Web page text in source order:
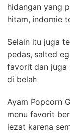
hidangan yang
hitam, indomie
Selain itu juga
pedas, salted
favorit dan juga
di belah
Ayam Popcorn
menu favorit
lezat karena